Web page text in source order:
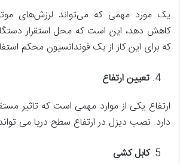
یک مورد مهمی که می‌تواند لرزش‌های
کاهش دهد، این است که محل استقرار دستگاه
که برای این کاز از یک فوندانسیون محکم
تعیین ارتفاع
ارتفاع یکی از موارد مهمی است که تاثیر
دارد. نصب دیزل در ارتفاع سطح دریا می
کابل کشی